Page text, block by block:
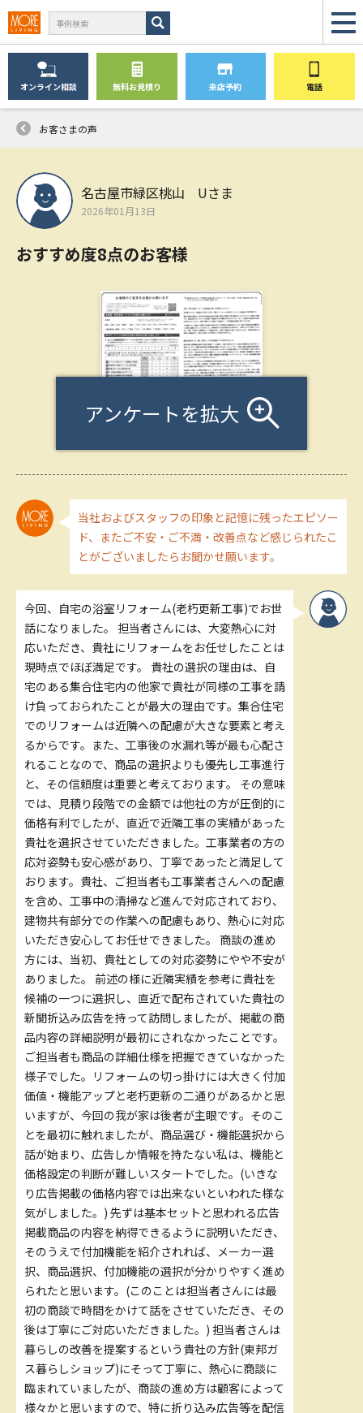
オンライン相談 無料お見積り 来店予約 電話
お客さまの声
名古屋市緑区桃山 Uさま
2026年01月13日
おすすめ度8点のお客様
アンケートを拡大
当社およびスタッフの印象と記憶に残ったエピソー
ド、またご不安・ご不満・改善点など感じられたこ
とがございましたらお聞かせ願います。
今回、自宅の浴室リフォーム(老朽更新工事)でお世
話になりました。 担当者さんには、大変熱心に対
応いただき、貴社にリフォームをお任せしたことは
現時点でほぼ満足です。 貴社の選択の理由は、自
宅のある集合住宅内の他家で貴社が同様の工事を請
け負っておられたことが最大の理由です。集合住宅
でのリフォームは近隣への配慮が大きな要素と考え
るからです。また、工事後の水漏れ等が最も心配さ
れることなので、商品の選択よりも優先し工事進行
と、その信頼度は重要と考えております。 その意味
では、見積り段階での金額では他社の方が圧倒的に
価格有利でしたが、直近で近隣工事の実績があった
貴社を選択させていただきました。工事業者の方の
応対姿勢も安心感があり、丁寧であったと満足して
おります。貴社、ご担当者も工事業者さんへの配慮
を含め、工事中の清掃など進んで対応されており、
建物共有部分での作業への配慮もあり、熱心に対応
いただき安心してお任せできました。 商談の進め
方には、当初、貴社としての対応姿勢にやや不安が
ありました。 前述の様に近隣実績を参考に貴社を
候補の一つに選択し、直近で配布されていた貴社の
新聞折込み広告を持って訪問しましたが、掲載の商
品内容の詳細説明が最初にされなかったことです。
ご担当者も商品の詳細仕様を把握できていなかった
様子でした。リフォームの切っ掛けには大きく付加
価値・機能アップと老朽更新の二通りがあるかと思
いますが、今回の我が家は後者が主眼です。そのこ
とを最初に触れましたが、商品選び・機能選択から
話が始まり、広告しか情報を持たない私は、機能と
価格設定の判断が難しいスタートでした。(いきな
り広告掲載の価格内容では出来ないといわれた様な
気がしました。) 先ずは基本セットと思われる広告
掲載商品の内容を納得できるように説明いただき、
そのうえで付加機能を紹介されれば、メーカー選
択、商品選択、付加機能の選択が分かりやすく進め
られたと思います。(このことは担当者さんには最
初の商談で時間をかけて話をさせていただき、その
後は丁寧にご対応いただきました。) 担当者さんは
暮らしの改善を提案するという貴社の方針(東邦ガ
ス暮らしショップ)にそって丁寧に、熱心に商談に
臨まれていましたが、商談の進め方は顧客によって
様々かと思いますので、特に折り込み広告等を配信